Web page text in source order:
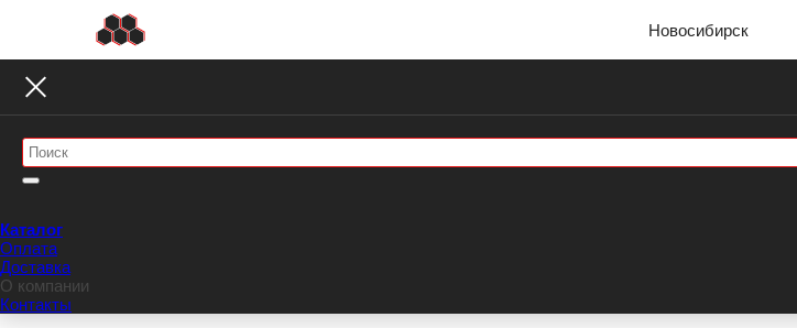
Новосибирск
Каталог
Оплата
Доставка
О компании
Контакты